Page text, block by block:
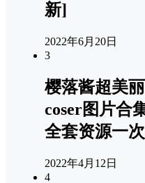
新]
2022年6月20日
3
樱落酱超美
coser图片合
全套资源一
2022年4月12日
4